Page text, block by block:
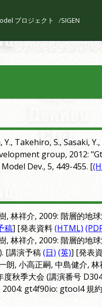
プロジェクト SIGEN
Takehiro, S., Sasaki,
group,
Dev., 5, 449-455. [
, 林祥介, 2009: 階層的地
稿] [発表資料(HTML)
, 林祥介, 2009: 階層的
[講演予稿(日)(英)] [発表
朗, 小高正嗣, 中島健介,
度秋季大会 (講演番号
2004: gt4f90io: gtool4 規